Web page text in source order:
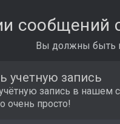
сообщений
Вы должны быть
учетную запись
запись в нашем
очень просто!